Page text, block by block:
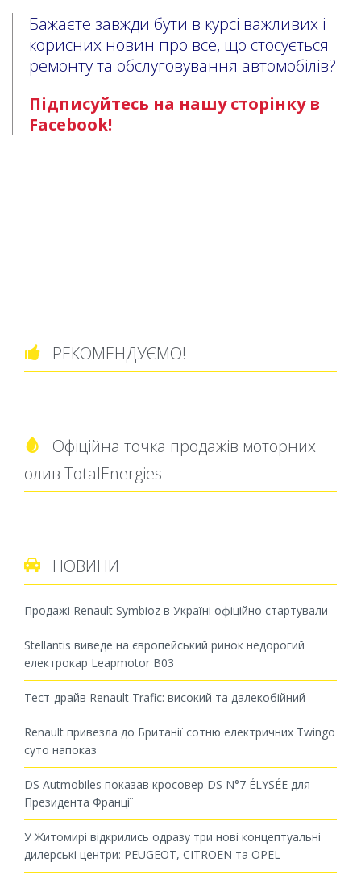
Бажаєте завжди бути в курсі важливих і
корисних новин про все, що стосується
ремонту та обслуговування автомобілів?
Підписуйтесь на нашу сторінку в
Facebook!
 РЕКОМЕНДУЄМО!

Офіційна точка продажів моторних
олив TotalEnergies
 НОВИНИ
Продажі Renault Symbioz в Україні офіційно стартували
Stellantis виведе на європейський ринок недорогий
електрокар Leapmotor B03
Тест-драйв Renault Trafic: високий та далекобійний
Renault привезла до Британії сотню електричних Twingo
суто напоказ
DS Autmobiles показав кросовер DS N°7 ÉLYSÉE для
Президента Франції
У Житомирі відкрились одразу три нові концептуальні
дилерські центри: PEUGEOT, CITROEN та OPEL